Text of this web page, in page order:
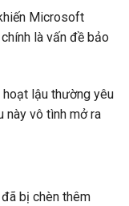
Microsoft
là vấn đề bảo
hoạt lậu thường yêu
này vô tình mở ra
bị chèn thêm